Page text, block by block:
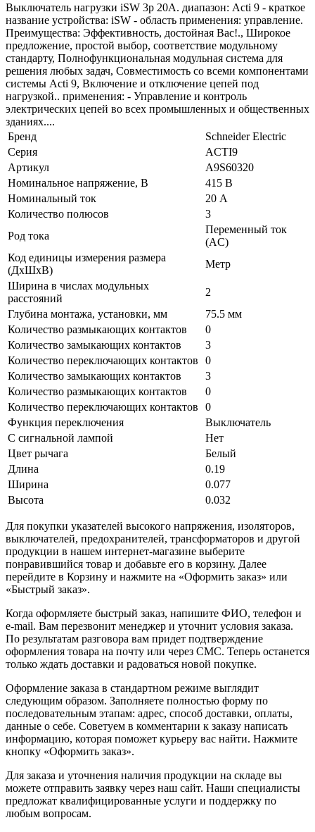
Выключатель нагрузки iSW 3p 20A. диапазон: Acti 9 - краткое
название устройства: iSW - область применения: управление.
Преимущества: Эффективность, достойная Вас!., Широкое
предложение, простой выбор, соответствие модульному
стандарту, Полнофункциональная модульная система для
решения любых задач, Совместимость со всеми компонентами
системы Acti 9, Включение и отключение цепей под
нагрузкой.. применения: - Управление и контроль
электрических цепей во всех промышленных и общественных
зданиях....
Бренд
Schneider Electric
Серия
ACTI9
Артикул
A9S60320
Номинальное напряжение, В
415 В
Номинальный ток
20 А
Количество полюсов
3
Род тока
Переменный ток
(AC)
Код единицы измерения размера
(ДхШхВ)
Метр
Ширина в числах модульных
расстояний
2
Глубина монтажа, установки, мм
75.5 мм
Количество размыкающих контактов
0
Количество замыкающих контактов
3
Количество переключающих контактов
0
Количество замыкающих контактов
3
Количество размыкающих контактов
0
Количество переключающих контактов
0
Функция переключения
Выключатель
С сигнальной лампой
Нет
Цвет рычага
Белый
Длина
0.19
Ширина
0.077
Высота
0.032
Для покупки указателей высокого напряжения, изоляторов,
выключателей, предохранителей, трансформаторов и другой
продукции в нашем интернет-магазине выберите
понравившийся товар и добавьте его в корзину. Далее
перейдите в Корзину и нажмите на «Оформить заказ» или
«Быстрый заказ».
Когда оформляете быстрый заказ, напишите ФИО, телефон и
e-mail. Вам перезвонит менеджер и уточнит условия заказа.
По результатам разговора вам придет подтверждение
оформления товара на почту или через СМС. Теперь останется
только ждать доставки и радоваться новой покупке.
Оформление заказа в стандартном режиме выглядит
следующим образом. Заполняете полностью форму по
последовательным этапам: адрес, способ доставки, оплаты,
данные о себе. Советуем в комментарии к заказу написать
информацию, которая поможет курьеру вас найти. Нажмите
кнопку «Оформить заказ».
Для заказа и уточнения наличия продукции на складе вы
можете отправить заявку через наш сайт. Наши специалисты
предложат квалифицированные услуги и поддержку по
любым вопросам.